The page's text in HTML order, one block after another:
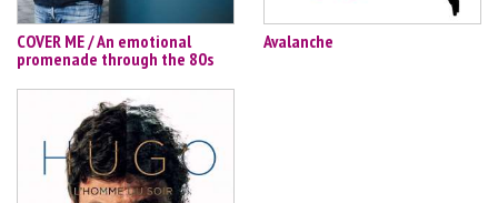
COVER ME / An emotional
promenade through the 80s
Avalanche